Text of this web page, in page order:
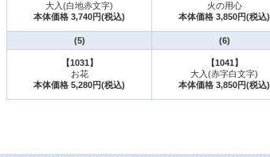
大入(白地赤文字)
本体価格 3,740円(税込)
火の用心
本体価格 3,850円(税込)
(5) (6)
【1031】
お花
本体価格 5,280円(税込)
【1041】
大入(赤字白文字)
本体価格 3,850円(税込)